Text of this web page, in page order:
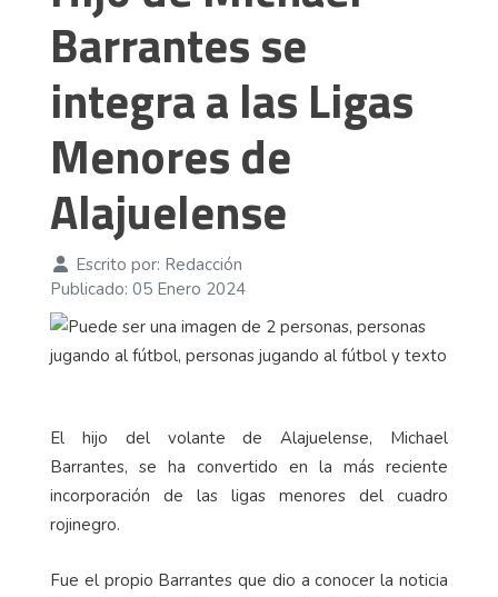
Barrantes se
integra a las Ligas
Menores de
Alajuelense
Escrito por: Redacción
Publicado: 05 Enero 2024
El hijo del volante de Alajuelense, Michael
Barrantes, se ha convertido en la más reciente
incorporación de las ligas menores del cuadro
rojinegro.
Fue el propio Barrantes que dio a conocer la noticia